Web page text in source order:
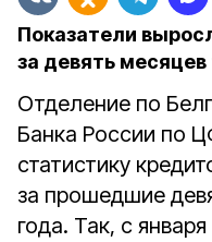
Показатели
за девять
Отделение по
Банка России по
статистику
за прошедшие
года. Так, с